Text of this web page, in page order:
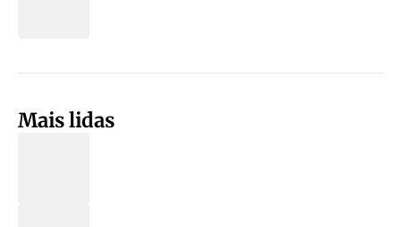
Mais lidas